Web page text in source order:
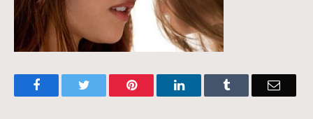
FacebookTwitter Pinterest LinkedInTumblr Email